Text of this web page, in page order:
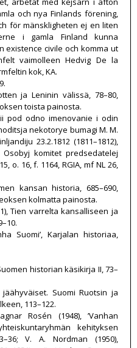
och nya Finlands förening,
för mänskligheten ej en liten
i gamla Finland kunna
existence civile och komma ut
vaimolleen Hedvig De la
kok, KA.
ja Leninin välissä, 78–80,
toista painosta.
pod odno imenovanie i odin
nekotorye bumagi M. M.
23.2.1812 (1811–1812),
Osobyj komitet predsedatelej
o. 16, f. 1164, RGIA, mf NL 26,
kansan historia, 685–690,
kolmatta painosta.
Tien varrelta kansalliseen ja
Suomi’, Karjalan historiaa,
historian käsikirja II, 73–
jäähyväiset. Suomi Ruotsin ja
113–122.
Rosén (1948), ’Vanhan
kehityksen
V. A. Nordman (1950),